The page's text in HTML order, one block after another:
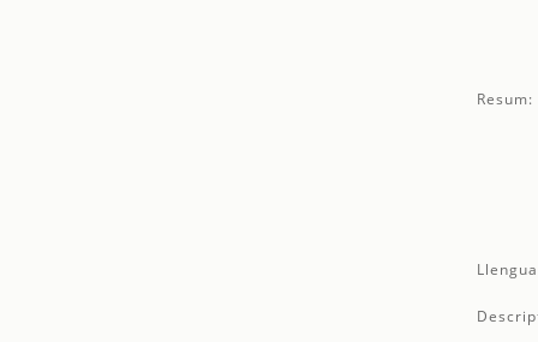
Resum: